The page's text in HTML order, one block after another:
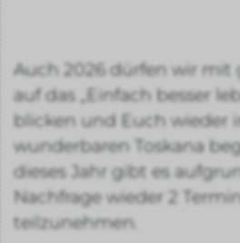
Auch 2026 dürfen wir mit
auf das „Einfach besser
blicken und Euch wieder
wunderbaren Toskana
dieses Jahr gibt es
Nachfrage wieder 2
teilzunehmen.